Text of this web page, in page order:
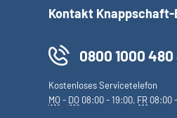
Kontakt Knappschaft-
0800 1000 480
Kostenloses Servicetelefon
MO- DO 08:00 - 19:00, FR 08:00